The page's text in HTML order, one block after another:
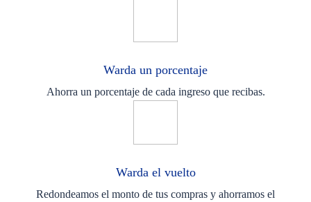
Warda un porcentaje​
Ahorra un porcentaje de cada ingreso que recibas.​
Warda el vuelto​
Redondeamos el monto de tus compras y ahorramos el